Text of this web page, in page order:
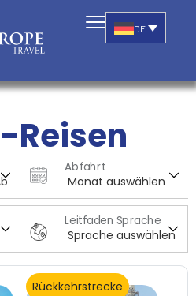
DE
Reisen
Abfahrt
Leitfaden Sprache
Rückkehrstrecke